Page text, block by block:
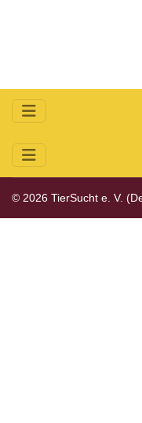
© 2026 TierSucht e. V.